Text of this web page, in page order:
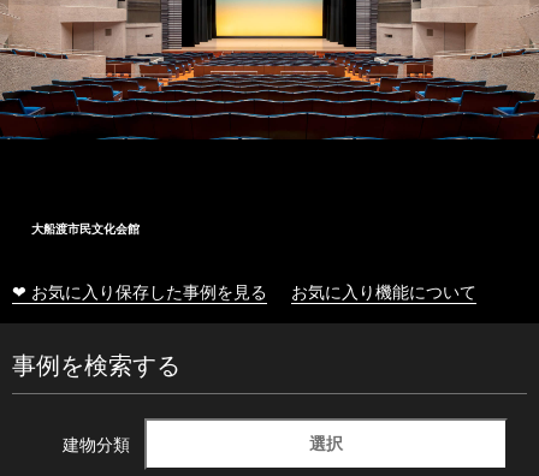
大船渡市民文化会館
❤ お気に入り保存した事例を見る お気に入り機能について
事例を検索する
建物分類 選択